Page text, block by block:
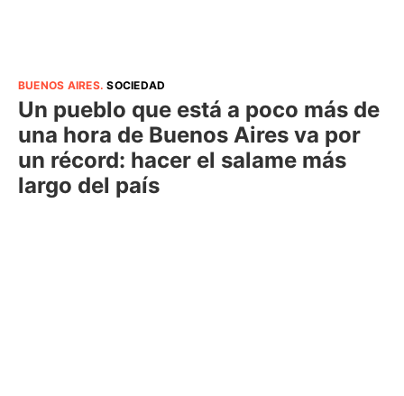
BUENOS AIRES.SOCIEDAD
Un pueblo que está a poco más de
una hora de Buenos Aires va por
un récord: hacer el salame más
largo del país